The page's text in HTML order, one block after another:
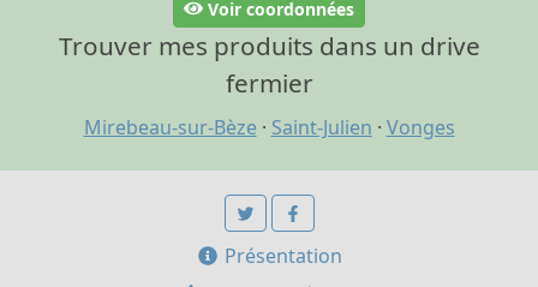
Voir coordonnées
Trouver mes produits dans un drive
fermier
Mirebeau-sur-Bèze · Saint-Julien · Vonges
Présentation